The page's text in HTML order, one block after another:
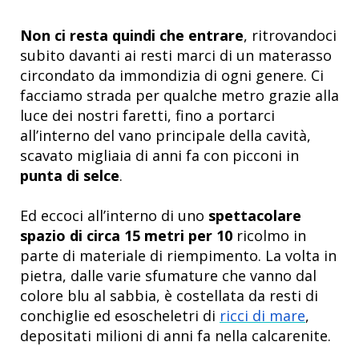
Non ci resta quindi che entrare, ritrovandoci
subito davanti ai resti marci di un materasso
circondato da immondizia di ogni genere. Ci
facciamo strada per qualche metro grazie alla
luce dei nostri faretti, fino a portarci
all’interno del vano principale della cavità,
scavato migliaia di anni fa con picconi in
punta di selce.
Ed eccoci all’interno di uno spettacolare
spazio di circa 15 metri per 10 ricolmo in
parte di materiale di riempimento. La volta in
pietra, dalle varie sfumature che vanno dal
colore blu al sabbia, è costellata da resti di
conchiglie ed esoscheletri di ricci di mare,
depositati milioni di anni fa nella calcarenite.